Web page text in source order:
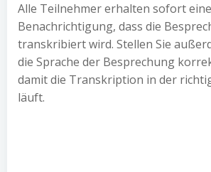
Alle Teilnehmer erhalten sofort eine
Benachrichtigung, dass die
transkribiert wird. Stellen Sie
die Sprache der Besprechung
damit die Transkription in der
läuft.